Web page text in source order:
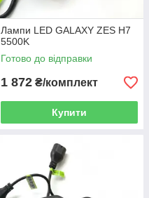
Лампи LED GALAXY ZES H7
5500K
Готово до відправки
1 872 ₴/комплект
Купити